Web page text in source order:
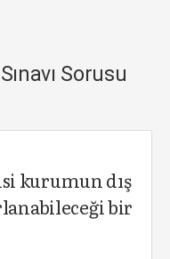
Sorusu
kurumun dış
bir